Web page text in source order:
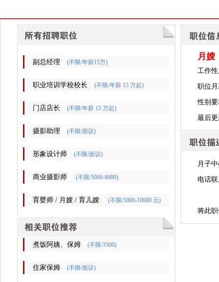
副总经理 (不限/年薪15万)
职业培训学校校长 (不限/年薪 15 万起)
门店店长 (不限/年薪 15 万起)
摄影助理 (不限/面议)
形象设计师 (不限/面议)
商业摄影师 (不限/5000-8000)
育婴师 / 月嫂 / 育儿嫂 (不限/5000-10000 元)
煮饭阿姨、保姆 (不限/3500)
住家保姆 (不限/面议)
月嫂
工作
职位月
性别
最后
月子
电话
将此